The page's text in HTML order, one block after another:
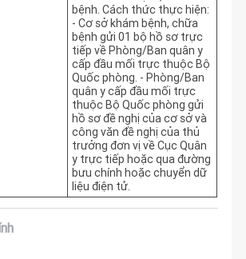
bệnh. Cách thức thực hiện:
- Cơ sở khám bệnh, chữa
bệnh gửi 01 bộ hồ sơ trực
tiếp về Phòng/Ban quân y
cấp đầu mối trực thuộc Bộ
Quốc phòng. - Phòng/Ban
quân y cấp đầu mối trực
thuộc Bộ Quốc phòng gửi
hồ sơ đề nghị của cơ sở và
công văn đề nghị của thủ
trưởng đơn vị về Cục Quân
y trực tiếp hoặc qua đường
bưu chính hoặc chuyển dữ
liệu điện tử.